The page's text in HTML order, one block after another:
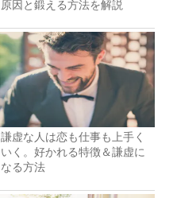
原因と鍛える方法を解説
謙虚な人は恋も仕事も上手く
いく。好かれる特徴＆謙虚に
なる方法